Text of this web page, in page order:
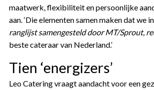
maatwerk, flexibiliteit en persoonlijke
aan. ‘Die elementen samen maken dat we
ranglijst samengesteld door MT/Sprout,
beste cateraar van Nederland.’
Tien ‘energizers’
Leo Catering vraagt aandacht voor een